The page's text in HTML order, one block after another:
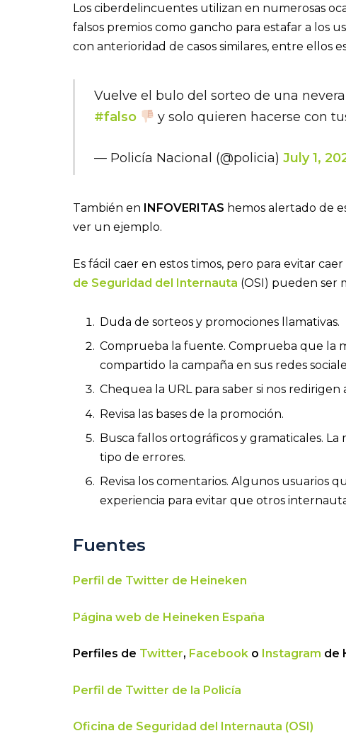
Los ciberdelincuentes utilizan en numerosas
falsos premios como gancho para estafar a los
con anterioridad de casos similares, entre ellos
Vuelve el bulo del sorteo de una
#falso
y solo quieren hacerse con
— Policía Nacional (@policia) July 1,
También en INFOVERITAS hemos alertado de
ver un ejemplo.
Es fácil caer en estos timos, pero para evitar
de Seguridad del Internauta (OSI) pueden ser
Duda de sorteos y promociones llamativas.
Comprueba la fuente. Comprueba que la
compartido la campaña en sus redes
Chequea la URL para saber si nos
Revisa las bases de la promoción.
Busca fallos ortográficos y gramaticales.
tipo de errores.
Revisa los comentarios. Algunos usuarios
experiencia para evitar que otros
Fuentes
Perfil de Twitter de Heineken
Página web de Heineken España
Perfiles de Twitter, Facebook o Instagram de
Perfil de Twitter de la Policía
Oficina de Seguridad del Internauta (OSI)